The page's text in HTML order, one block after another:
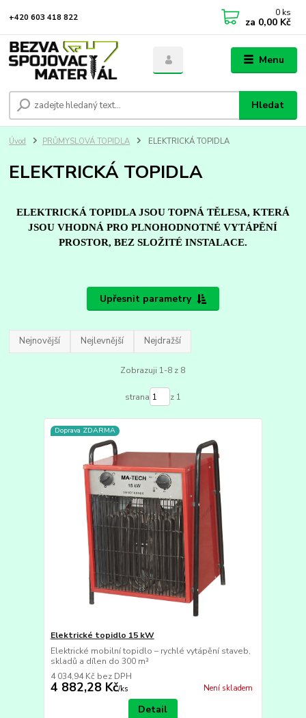
Menu
Hledat
+420 603 418 822 0 ks
za 0,00 Kč
Úvod PRŮMYSLOVÁ TOPIDLA ELEKTRICKÁ TOPIDLA
ELEKTRICKÁ TOPIDLA
ELEKTRICKÁ TOPIDLA JSOU TOPNÁ TĚLESA, KTERÁ
JSOU VHODNÁ PRO PLNOHODNOTNÉ VYTÁPĚNÍ
PROSTOR, BEZ SLOŽITÉ INSTALACE.
Upřesnit parametry
Nejnovější Nejlevnější Nejdražší
Zobrazuji 1-8 z 8
strana z 1
Doprava ZDARMA
Elektrické topidlo 15 kW
Elektrické mobilní topidlo – rychlé vytápění staveb,
skladů a dílen do 300 m³
4 882,28 Kč/ks
4 034,94 Kč bez DPH
Není skladem
Detail